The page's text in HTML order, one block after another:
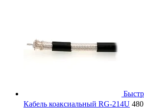
Кабель коаксиальный RG-214U